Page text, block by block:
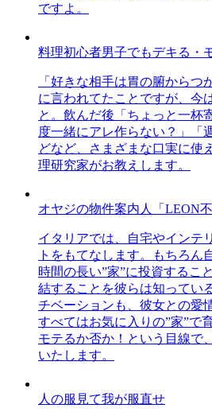
ですよ。
料理初心者男子でもデキる・
「好きな相手は胃の腑からつ
に言われてたことですが、今
と。飲んだ後「ちょっと一杯
度一緒にアレ作らない？」「
どなど、さまざまな口実に使
理研究家がお教えします。
オヤジの物件案内人「LEON不
イタリアでは、自宅やインテ
トをもてなします。もちろん
時間の長い”家”に投資するこ
結することを彼らは知ってい
チベーションも、彼女との愛
すべてはお気に入りの”家”で
モテるか否か！という目線で
いたします。
人の服見て我が服直せ